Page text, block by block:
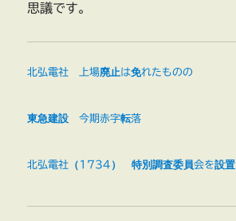
思議です。
北弘電社 上場廃止は免れたものの
東急建設 今期赤字転落
北弘電社（1734） 特別調査委員会を設置